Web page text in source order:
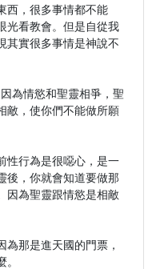
西，很多事情都不能
光看教會。但是自從我
其實很多事情是神說不
為情慾和聖靈相爭，聖
敵，使你們不能做所願
性行為是很噁心，是一
後，你就會知道要做那
因為聖靈跟情慾是相敵
那是進天國的門票，